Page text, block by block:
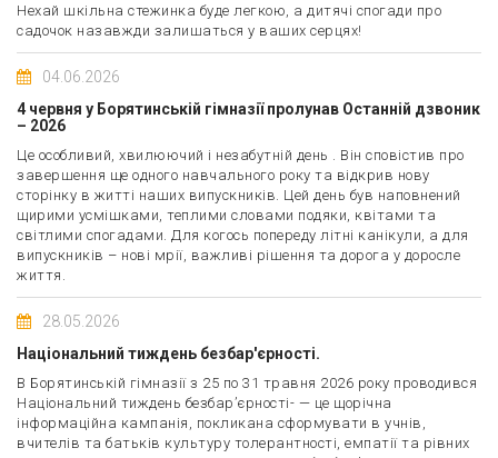
Нехай шкільна стежинка буде легкою, а дитячі спогади про
садочок назавжди залишаться у ваших серцях!
04.06.2026
4 червня у Борятинській гімназії пролунав Останній дзвоник
– 2026
Це особливий, хвилюючий і незабутній день . Він сповістив про
завершення ще одного навчального року та відкрив нову
сторінку в житті наших випускників. Цей день був наповнений
щирими усмішками, теплими словами подяки, квітами та
світлими спогадами. Для когось попереду літні канікули, а для
випускників – нові мрії, важливі рішення та дорога у доросле
життя.
28.05.2026
Національний тиждень безбар'єрності.
В Борятинській гімназії з 25 по 31 травня 2026 року проводився
Національний тиждень безбар’єрності- — це щорічна
інформаційна кампанія, покликана сформувати в учнів,
вчителів та батьків культуру толерантності, емпатії та рівних